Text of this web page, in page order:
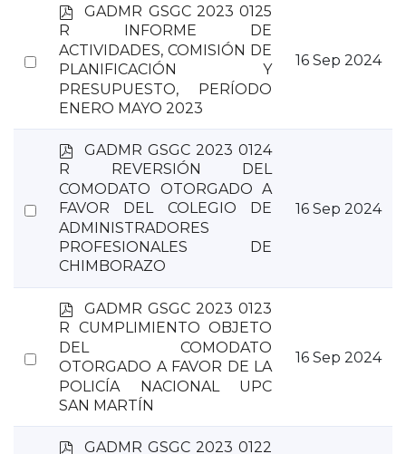
Select
p
f
GADMR GSGC 2023 0125
R INFORME DE
ACTIVIDADES, COMISIÓN DE
PLANIFICACIÓN Y
PRESUPUESTO, PERÍODO
ENERO MAYO 2023
16 Sep 2024
Select
p
f
GADMR GSGC 2023 0124
R REVERSIÓN DEL
COMODATO OTORGADO A
FAVOR DEL COLEGIO DE
ADMINISTRADORES
PROFESIONALES DE
CHIMBORAZO
16 Sep 2024
Select
p
d
f
GADMR GSGC 2023 0123
R CUMPLIMIENTO OBJETO
DEL COMODATO
OTORGADO A FAVOR DE LA
POLICÍA NACIONAL UPC
SAN MARTÍN
16 Sep 2024
pGADMR GSGC 2023 0122